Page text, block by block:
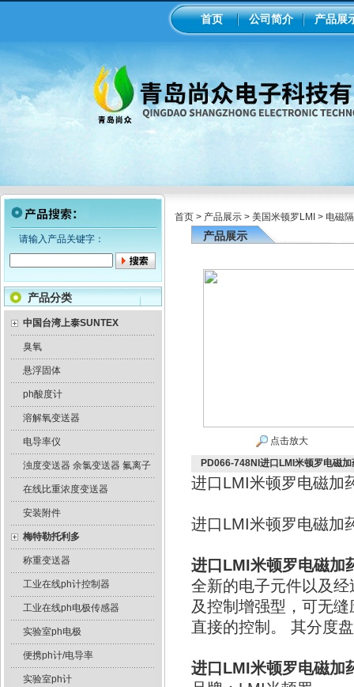
首页 公司简介 产品展
请输入产品关键字：
产品分类
中国台湾上泰SUNTEX
臭氧
悬浮固体
ph酸度计
溶解氧变送器
电导率仪
浊度变送器 余氯变送器 氟离子
在线比重浓度变送器
安装附件
梅特勒托利多
称重变送器
工业在线ph计控制器
工业在线ph电极传感器
实验室ph电极
便携ph计/电导率
实验室ph计
首页 > 产品展示 > 美国米顿罗LMI > 电磁
产品展示
点击放大
PD066-748NI进口LMI米顿罗电磁加
进口LMI米顿罗电磁加
进口LMI米顿罗电磁加
进口LMI米顿罗电磁加
全新的电子元件以及
及控制增强型，可无
直接的控制。 其分度
进口LMI米顿罗电磁加